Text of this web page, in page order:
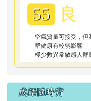
55 良
空氣質量可接受，但
群健康有較弱影響
極少數異常敏感人群
成語隨時背